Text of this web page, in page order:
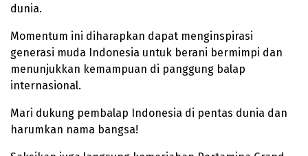
dunia.
Momentum ini diharapkan dapat menginspirasi
generasi muda Indonesia untuk berani bermimpi dan
menunjukkan kemampuan di panggung balap
internasional.
Mari dukung pembalap Indonesia di pentas dunia dan
harumkan nama bangsa!